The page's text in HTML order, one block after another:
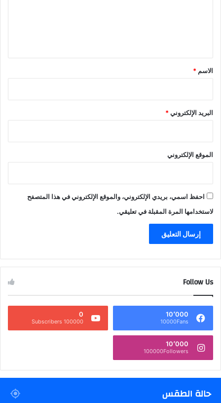
*
الاسم *
البريد الإلكتروني*
الموقع الإلكتروني
احفظ اسمي، بريدي الإلكتروني، والموقع الإلكتروني في هذا المتصفح
لاستخدامها المرة المقبلة في تعليقي.
Follow Us
10٬000
10000Fans
0
100000 Subscribers
10٬000
100000Followers
حالة الطقس